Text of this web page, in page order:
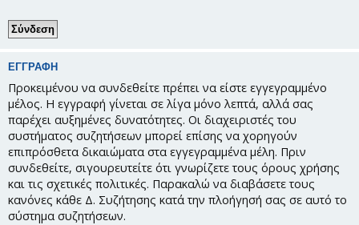
ΕΓΓΡΑΦΉ
Προκειμένου να συνδεθείτε πρέπει να είστε εγγεγραμμένο
μέλος. Η εγγραφή γίνεται σε λίγα μόνο λεπτά, αλλά σας
παρέχει αυξημένες δυνατότητες. Οι διαχειριστές του
συστήματος συζητήσεων μπορεί επίσης να χορηγούν
επιπρόσθετα δικαιώματα στα εγγεγραμμένα μέλη. Πριν
συνδεθείτε, σιγουρευτείτε ότι γνωρίζετε τους όρους χρήσης
και τις σχετικές πολιτικές. Παρακαλώ να διαβάσετε τους
κανόνες κάθε Δ. Συζήτησης κατά την πλοήγησή σας σε αυτό το
σύστημα συζητήσεων.